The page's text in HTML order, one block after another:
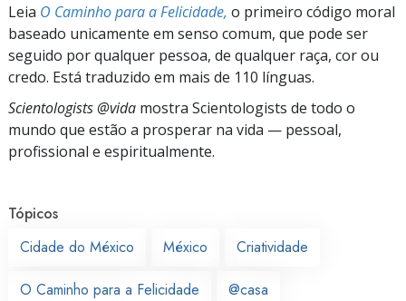
Leia O Caminho para a Felicidade, o primeiro código moral
baseado unicamente em senso comum, que pode ser
seguido por qualquer pessoa, de qualquer raça, cor ou
credo. Está traduzido em mais de 110 línguas.
Scientologists @vida mostra Scientologists de todo o
mundo que estão a prosperar na vida — pessoal,
profissional e espiritualmente.
Tópicos
Cidade do México
México Criatividade
O Caminho para a Felicidade @casa